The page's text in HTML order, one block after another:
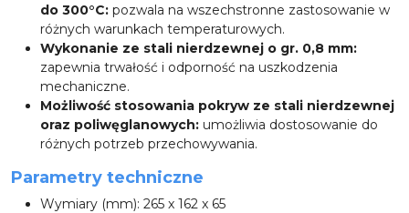
do 300°C: pozwala na wszechstronne zastosowanie w
różnych warunkach temperaturowych.
Wykonanie ze stali nierdzewnej o gr. 0,8 mm:
zapewnia trwałość i odporność na uszkodzenia
mechaniczne.
Możliwość stosowania pokryw ze stali nierdzewnej
oraz poliwęglanowych: umożliwia dostosowanie do
różnych potrzeb przechowywania.
Parametry techniczne
Wymiary (mm): 265 x 162 x 65